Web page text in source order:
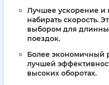
Лучшее ускорение и
набирать скорость.
выбором для
поездок.
Более экономичный
лучшей
высоких оборотах.